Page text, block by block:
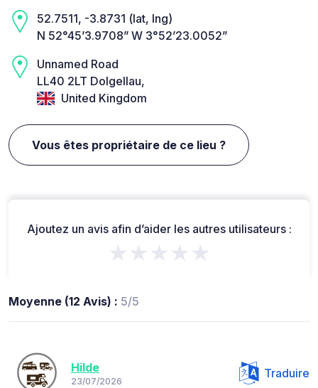
52.7511, -3.8731 (lat, lng)
N 52°45’3.9708” W 3°52’23.0052”
Unnamed Road
LL40 2LT Dolgellau,
United Kingdom
Vous êtes propriétaire de ce lieu ?
Ajoutez un avis afin d’aider les autres utilisateurs :
★★★★★
Moyenne (12 Avis) : 5/5
Hilde
23/07/2026
Traduire